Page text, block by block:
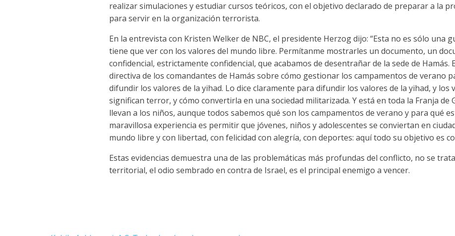
realizar simulaciones y estudiar cursos teóricos, con el objetivo declarado de preparar a la
para servir en la organización terrorista.
En la entrevista con Kristen Welker de NBC, el presidente Herzog dijo: “Esta no es sólo una
tiene que ver con los valores del mundo libre. Permítanme mostrarles un documento, un
confidencial, estrictamente confidencial, que acabamos de desentrañar de la sede de Hamás.
directiva de los comandantes de Hamás sobre cómo gestionar los campamentos de verano
difundir los valores de la yihad. Lo dice claramente para difundir los valores de la yihad, y los
significan terror, y cómo convertirla en una sociedad militarizada. Y está en toda la Franja de
llevan a los niños, aunque todos sabemos qué son los campamentos de verano y para qué
maravillosa experiencia es permitir que jóvenes, niños y adolescentes se conviertan en
mundo libre y con libertad, con felicidad con alegría, con deportes: aquí todo su objetivo es
Estas evidencias demuestra una de las problemáticas más profundas del conflicto, no se
territorial, el odio sembrado en contra de Israel, es el principal enemigo a vencer.